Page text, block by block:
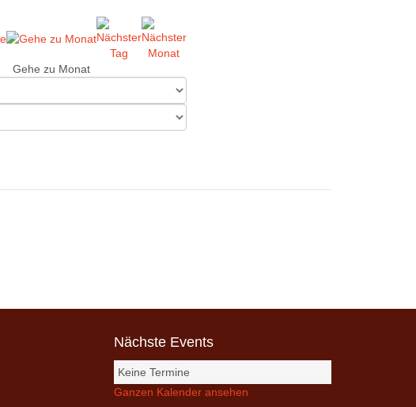
Gehe zu Monat
Nächste Events
Keine Termine
Ganzen Kalender ansehen